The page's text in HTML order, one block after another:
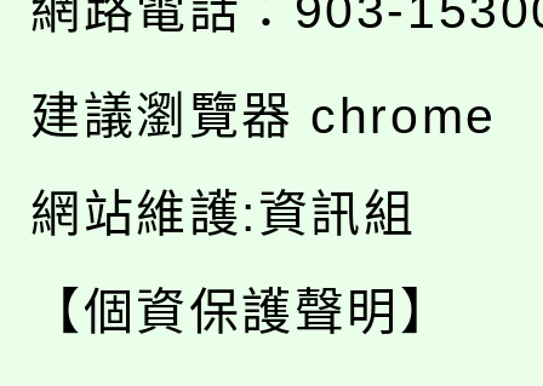
建議瀏覽器 chrome
網站維護:資訊組
【個資保護聲明】